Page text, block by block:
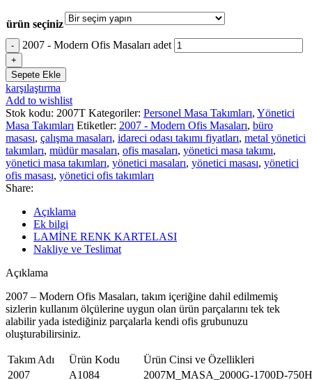
ürün seçiniz
2007 - Modern Ofis Masaları adet
Sepete Ekle
karşılaştırma
Add to wishlist
Stok kodu: 2007T Kategoriler: Personel Masa Takımları, Yönetici
Masa Takımları Etiketler: 2007 - Modern Ofis Masaları, büro
masası, çalışma masaları, idareci odası takımı fiyatları, metal yönetici
takımları, müdür masaları, ofis masaları, yönetici masa takımı,
yönetici masa takımları, yönetici masaları, yönetici masası, yönetici
ofis masası, yönetici ofis takımları
Share:
Açıklama
Ek bilgi
LAMİNE RENK KARTELASI
Nakliye ve Teslimat
Açıklama
2007 – Modern Ofis Masaları, takım içeriğine dahil edilmemiş
sizlerin kullanım ölçülerine uygun olan ürün parçalarını tek tek
alabilir yada istediğiniz parçalarla kendi ofis grubunuzu
oluşturabilirsiniz.
Takım Adı Ürün Kodu
Ürün Cinsi ve Özellikleri
2007
A1084
2007M_MASA_2000G-1700D-750H